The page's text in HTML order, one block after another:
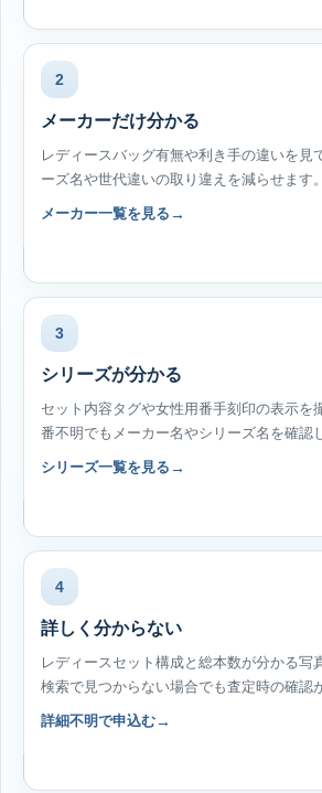
2
メーカーだけ分かる
レディースバッグ有無や利き手の違いを見
ーズ名や世代違いの取り違えを減らせます。
メーカー一覧を見る
3
シリーズが分かる
セット内容タグや女性用番手刻印の表示を
番不明でもメーカー名やシリーズ名を確認
シリーズ一覧を見る
4
詳しく分からない
レディースセット構成と総本数が分かる写
検索で見つからない場合でも査定時の確認
詳細不明で申込む